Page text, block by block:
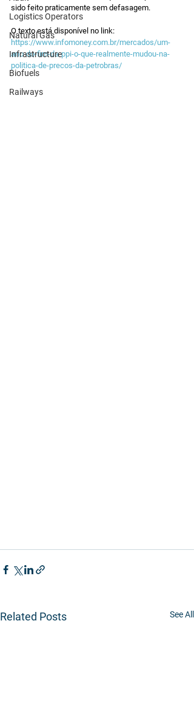
Logistics Operators
Natural Gas
Infrastructure
Biofuels
Railways
sido feito praticamente sem defasagem.
O texto está disponível no link:
https://www.infomoney.com.br/mercados/um-
ano-do-fim-da-ppi-o-que-realmente-mudou-na-
politica-de-precos-da-petrobras/
Related Posts See All